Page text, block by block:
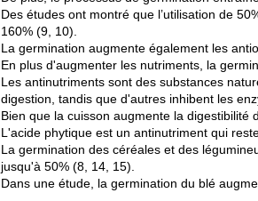
Des études ont montré que l’utilisation de
160% (9, 10).
La germination augmente également les
En plus d'augmenter les nutriments, la
Les antinutriments sont des substances
digestion, tandis que d'autres inhibent les
Bien que la cuisson augmente la digestibilité
L'acide phytique est un antinutriment qui
La germination des céréales et des
jusqu'à 50% (8, 14, 15).
Dans une étude, la germination du blé